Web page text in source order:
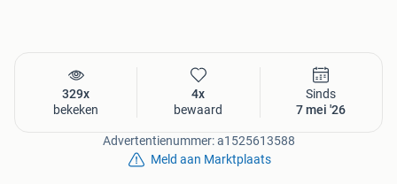
329x
bekeken
4x
bewaard
Sinds
7 mei '26
Advertentienummer: a1525613588
Meld aan Marktplaats